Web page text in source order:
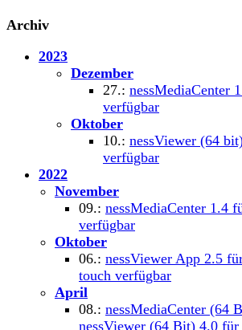
Archiv
2023
Dezember
27.: nessMediaCenter
verfügbar
Oktober
10.: nessViewer (64
verfügbar
2022
November
09.: nessMediaCenter 1.4
verfügbar
Oktober
06.: nessViewer App 2.5
touch verfügbar
April
08.: nessMediaCenter (64
nessViewer (64 Bit) 4.0